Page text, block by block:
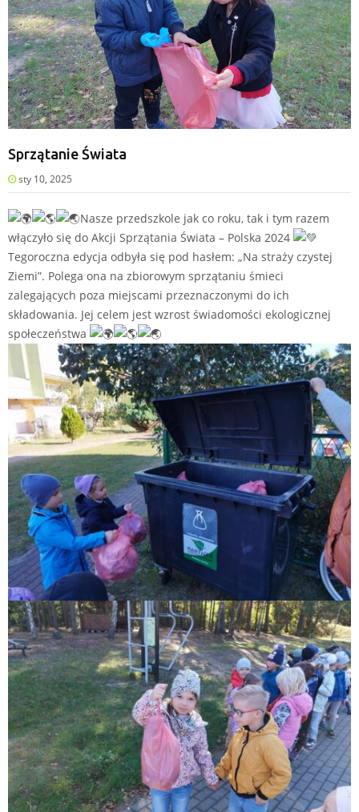
Sprzątanie Świata
sty 10, 2025
Nasze przedszkole jak co roku, tak i tym razem
włączyło się do Akcji Sprzątania Świata – Polska 2024
Tegoroczna edycja odbyła się pod hasłem: „Na straży czystej
Ziemi”. Polega ona na zbiorowym sprzątaniu śmieci
zalegających poza miejscami przeznaczonymi do ich
składowania. Jej celem jest wzrost świadomości ekologicznej
społeczeństwa